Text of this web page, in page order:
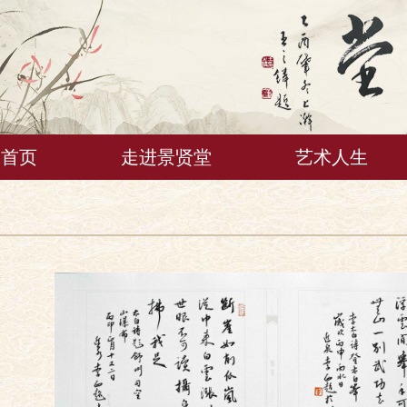
首页 走进景贤堂 艺术人生